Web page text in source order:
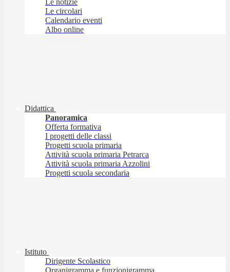
Le notizie
Le circolari
Calendario eventi
Albo online
Didattica
Panoramica
Offerta formativa
I progetti delle classi
Progetti scuola primaria
Attività scuola primaria Petrarca
Attività scuola primaria Azzolini
Progetti scuola secondaria
Istituto
Dirigente Scolastico